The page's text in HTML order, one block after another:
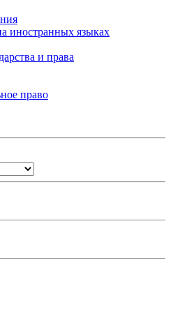
иностранных языках
и права
право